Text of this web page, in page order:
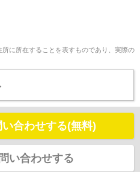
に所在することを表すものであり、実際の
合わせする(無料)
い合わせする